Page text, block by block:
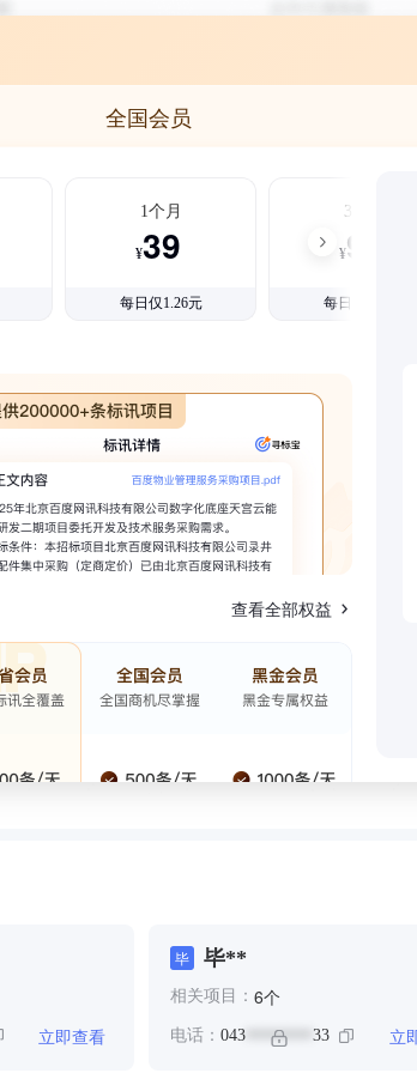
全国会员
1个月
¥39
每日仅1.26元
3个月
¥99
每日仅1.08元
查看全部权益
立即查看
毕 毕**
相关项目： 6个
电话： 043 ******** 33 立